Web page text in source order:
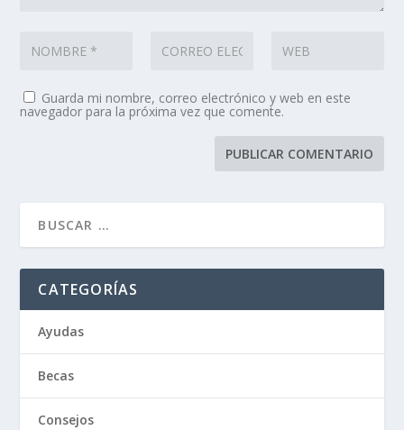
Guarda mi nombre, correo electrónico y web en este
navegador para la próxima vez que comente.
CATEGORÍAS
Ayudas
Becas
Consejos